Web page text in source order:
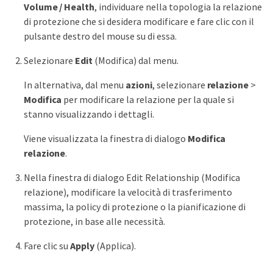
Volume / Health, individuare nella topologia la relazione
di protezione che si desidera modificare e fare clic con il
pulsante destro del mouse su di essa.
Selezionare Edit(Modifica) dal menu.
In alternativa, dal menu azioni, selezionare relazione>
Modifica per modificare la relazione per la quale si
stanno visualizzando i dettagli.
Viene visualizzata la finestra di dialogo Modifica
relazione.
Nella finestra di dialogo Edit Relationship (Modifica
relazione), modificare la velocità di trasferimento
massima, la policy di protezione o la pianificazione di
protezione, in base alle necessità.
Fare clic su Apply(Applica).